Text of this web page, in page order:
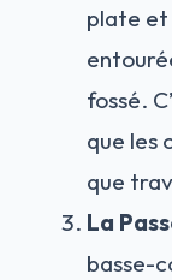
plate et
fossé.
que les
que
La
basse-